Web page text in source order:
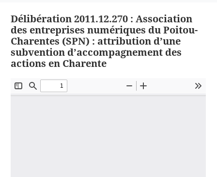
Délibération 2011.12.270 : Association
des entreprises numériques du Poitou-
Charentes (SPN) : attribution d’une
subvention d’accompagnement des
actions en Charente